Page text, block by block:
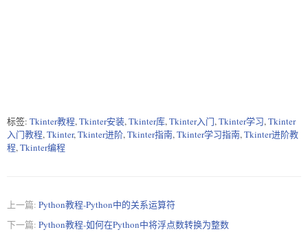
# using the ChatterBotCorpusTrainer class
corpus_trainee = ChatterBotCorpusTrainer(myBot)
corpus_trainee.train('chatterbot.corpus.english')
标签: Tkinter教程,Tkinter安装,Tkinter库,Tkinter入门,Tkinter学习,Tkinter
入门教程,Tkinter,Tkinter进阶,Tkinter指南,Tkinter学习指南,Tkinter进阶教
程,Tkinter编程
上一篇: Python教程-Python中的关系运算符
下一篇: Python教程-如何在Python中将浮点数转换为整数